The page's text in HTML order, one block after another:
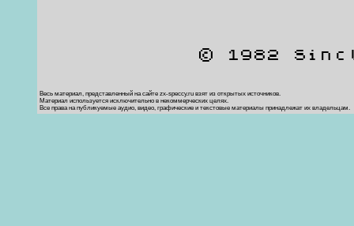
© 1982
Весь материал, представленный на сайте zx-speccy.ru взят из открытых источников.
Материал используется исключительно в некоммерческих целях.
Все права на публикуемые аудио, видео, графические и текстовые материалы принадлежат их владельцам.